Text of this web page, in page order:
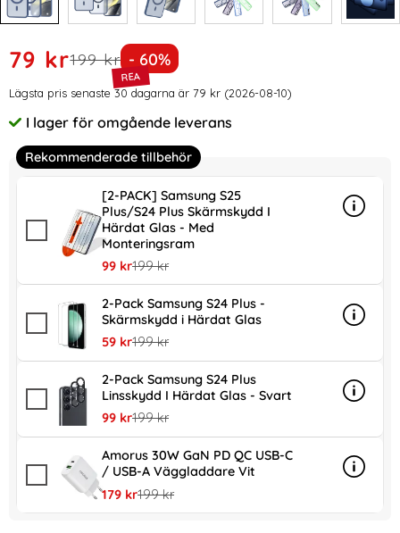
Handla denna produkt ColorPop Galaxy S24 Plus Skal CH
rea pris
79 krtidigare pris
199 kr Priset är nedsatt med
- 60%
Prishistorik
Lägsta pris senaste 30 dagarna är 79 kr (2026-08-10)
Tillgänglighet:
I lager för omgående leverans
Rekommenderade tillbehör
[2-PACK] Samsung S25
Plus/S24 Plus Skärmskydd I
Härdat Glas - Med
Monteringsram
rea pris
99 krtidigare pris
199 kr
Info
mer
2-Pack Samsung S24 Plus -
Skärmskydd i Härdat Glas
rea pris
59 krtidigare pris
199 kr
Info
mer
2-Pack Samsung S24 Plus
Linsskydd I Härdat Glas - Svart
rea pris
99 krtidigare pris
199 kr
Info
mer
Amorus 30W GaN PD QC USB-C
/ USB-A Väggladdare Vit
rea pris
179 krtidigare pris
199 kr
Info
mer